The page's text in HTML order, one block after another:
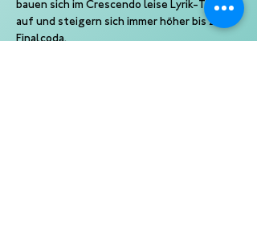
bauen sich im Crescendo leise Lyrik-Töne
auf und steigern sich immer höher bis zur
Finalcoda.